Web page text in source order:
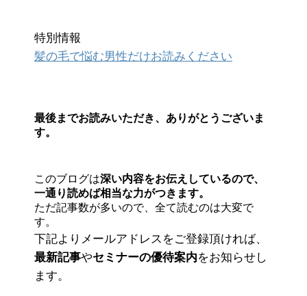
特別情報
髪の毛で悩む男性だけお読みください
最後までお読みいただき、ありがとうございま
す。
このブログは深い内容をお伝えしているので、
一通り読めば相当な力がつきます。
ただ記事数が多いので、全て読むのは大変で
す。
下記よりメールアドレスをご登録頂ければ、
最新記事やセミナーの優待案内をお知らせし
ます。